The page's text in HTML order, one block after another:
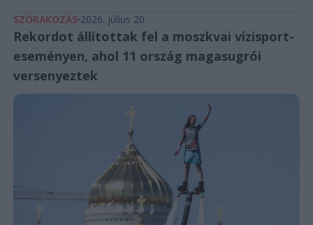
SZÓRAKOZÁS 2026. július 20.
Rekordot állítottak fel a moszkvai vízisport-
eseményen, ahol 11 ország magasugrói
versenyeztek